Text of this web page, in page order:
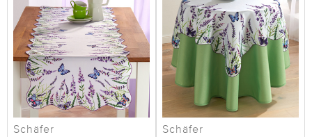
Schäfer Schäfer